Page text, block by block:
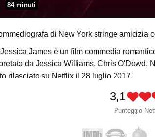
84 minuti
di New York stringe amicizia
James è un film commedia
da Jessica Williams, Chris O'Dowd,
rilasciato su Netflix il 28 luglio 2017.
3,1
Punteggio